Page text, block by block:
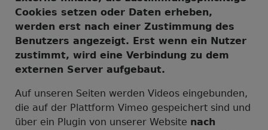
Cookies setzen oder Daten erheben,
werden erst nach einer Zustimmung des
Benutzers angezeigt. Erst wenn ein Nutzer
zustimmt, wird eine Verbindung zu dem
externen Server aufgebaut.
Auf unseren Seiten werden Videos eingebunden,
die auf der Plattform Vimeo gespeichert sind und
über ein Plugin von unserer Website nach